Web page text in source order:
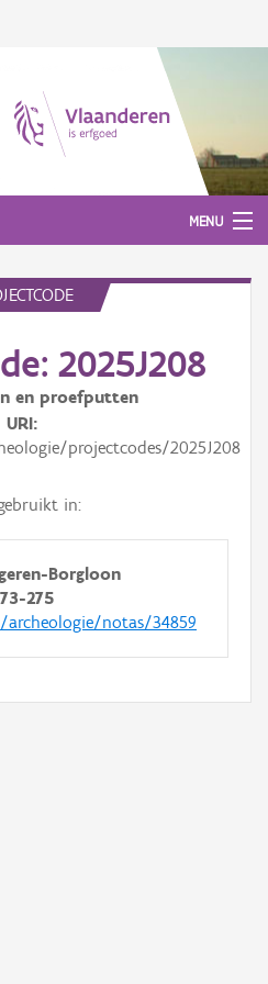
MENU
2025J208
en proefputten
URI
projectcodes/2025J208
in:
Borgloon
275
notas/34859